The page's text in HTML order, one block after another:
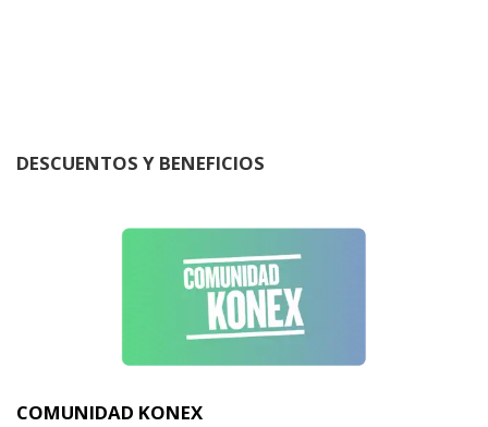
DESCUENTOS Y BENEFICIOS
COMUNIDAD KONEX